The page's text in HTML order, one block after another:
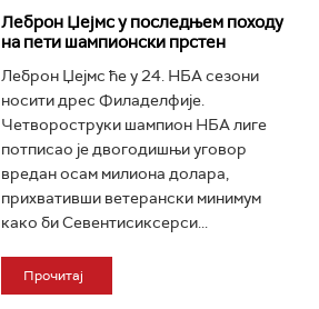
Леброн Џејмс у последњем походу
на пети шампионски прстен
Леброн Џејмс ће у 24. НБА сезони
носити дрес Филаделфије.
Четвороструки шампион НБА лиге
потписао је двогодишњи уговор
вредан осам милиона долара,
прихвативши ветерански минимум
како би Севентисиксерси...
Прочитај